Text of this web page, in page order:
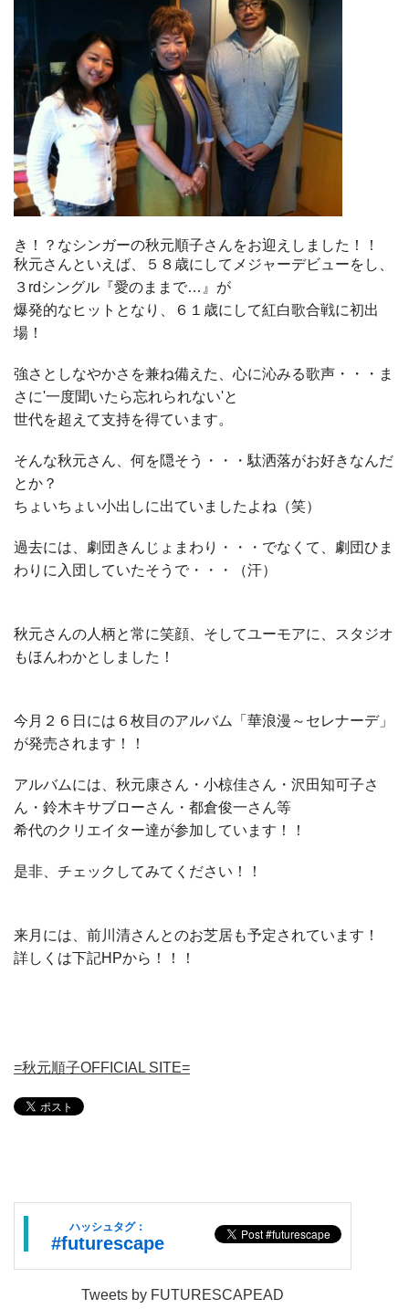
き！？なシンガーの秋元順子さんをお迎えしました！！
秋元さんといえば、５８歳にしてメジャーデビューをし、
３rdシングル『愛のままで…』が
爆発的なヒットとなり、６１歳にして紅白歌合戦に初出
場！
強さとしなやかさを兼ね備えた、心に沁みる歌声・・・ま
さに'一度聞いたら忘れられない'と
世代を超えて支持を得ています。
そんな秋元さん、何を隠そう・・・駄洒落がお好きなんだ
とか？
ちょいちょい小出しに出ていましたよね（笑）
過去には、劇団きんじょまわり・・・でなくて、劇団ひま
わりに入団していたそうで・・・（汗）
秋元さんの人柄と常に笑顔、そしてユーモアに、スタジオ
もほんわかとしました！
今月２６日には６枚目のアルバム「華浪漫～セレナーデ」
が発売されます！！
アルバムには、秋元康さん・小椋佳さん・沢田知可子さ
ん・鈴木キサブローさん・都倉俊一さん等
希代のクリエイター達が参加しています！！
是非、チェックしてみてください！！
来月には、前川清さんとのお芝居も予定されています！
詳しくは下記HPから！！！
=秋元順子OFFICIAL SITE=
ハッシュタグ：
#futurescape
Tweets by FUTURESCAPEAD